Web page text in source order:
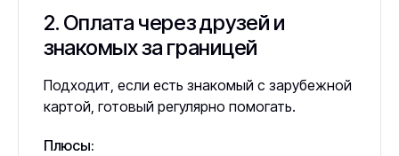
2. Оплата через друзей и
знакомых за границей
Подходит, если есть знакомый с зарубежной
картой, готовый регулярно помогать.
Плюсы: